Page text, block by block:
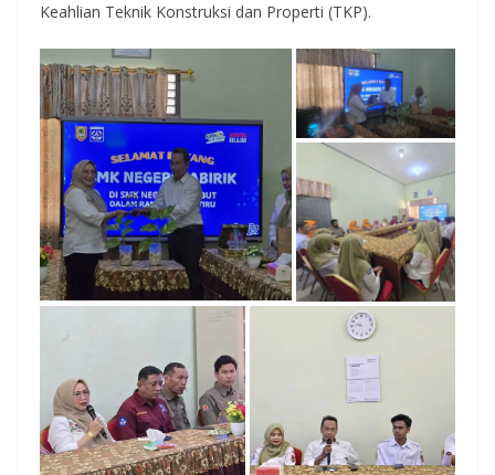
Keahlian Teknik Konstruksi dan Properti (TKP).